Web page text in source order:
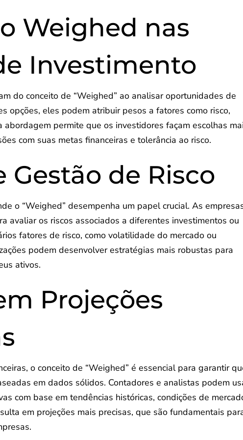
Weighed nas
Investimento
do conceito de “Weighed” ao analisar oportunidades de
opções, eles podem atribuir pesos a fatores como risco,
abordagem permite que os investidores façam escolhas
com suas metas financeiras e tolerância ao risco.
Gestão de Risco
o “Weighed” desempenha um papel crucial. As
avaliar os riscos associados a diferentes investimentos ou
fatores de risco, como volatilidade do mercado ou
podem desenvolver estratégias mais robustas para
ativos.
Projeções
o conceito de “Weighed” é essencial para garantir
em dados sólidos. Contadores e analistas podem
com base em tendências históricas, condições de
em projeções mais precisas, que são fundamentais